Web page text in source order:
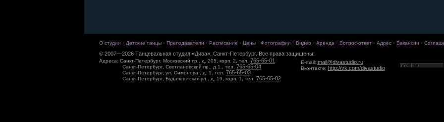
О студии · Детские танцы· Преподаватели · Расписание · Цены· Фотографии · Видео · Аренда· Вопрос-ответ· Адрес· Вакансии ·
© 2007—2026 Танцевальная студия «Дива», Санкт-Петербург. Все права защищены.
Адреса: Санкт-Петербург, Московский пр., д. 205, корп. 2, тел. 765-65-01
Санкт-Петербург, Светлановский пр., д.1., тел. 765-65-04
Санкт-Петербург, ул. Симонова., д. 1, тел. 765-65-03
Санкт-Петербург, Будапештская ул., д. 19, корп. 1, тел. 765-65-02
E-mail: mail@divastudio.ru
Вконтакте: http://vk.com/divastudio